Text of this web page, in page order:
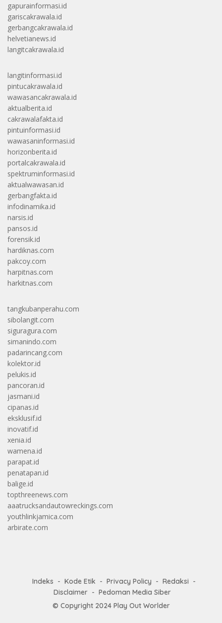
gapurainformasi.id
gariscakrawala.id
gerbangcakrawala.id
helvetianews.id
langitcakrawala.id
langitinformasi.id
pintucakrawala.id
wawasancakrawala.id
aktualberita.id
cakrawalafakta.id
pintuinformasi.id
wawasaninformasi.id
horizonberita.id
portalcakrawala.id
spektruminformasi.id
aktualwawasan.id
gerbangfakta.id
infodinamika.id
narsis.id
pansos.id
forensik.id
hardiknas.com
pakcoy.com
harpitnas.com
harkitnas.com
tangkubanperahu.com
sibolangit.com
siguragura.com
simanindo.com
padarincang.com
kolektor.id
pelukis.id
pancoran.id
jasmani.id
cipanas.id
eksklusif.id
inovatif.id
xenia.id
wamena.id
parapat.id
penatapan.id
balige.id
topthreenews.com
aaatrucksandautowreckings.com
youthlinkjamica.com
arbirate.com
Indeks Kode Etik Privacy Policy
Redaksi
Disclaimer
Pedoman Media Siber
© Copyright 2024 Play Out Worlder